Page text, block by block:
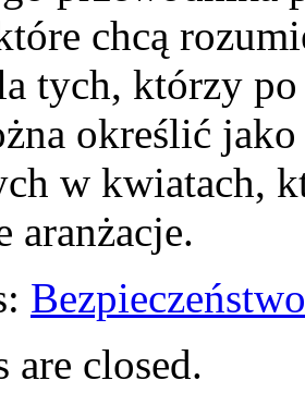
chcą
tych, którzy po
określić
w kwiatach,
aranżacje.
are closed.